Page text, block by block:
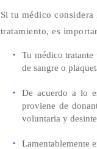
Si tu médico
tratamiento, es
Tu médico
de sangre o
De acuerdo a lo
proviene de
voluntaria y
Lamentablemente